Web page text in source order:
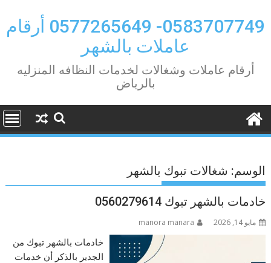
to
content
0583707749- 0577265649 أرقام
عاملات بالشهر
أرقام عاملات وشغالات لخدمات النظافه المنزليه
بالرياض
الوسم: شغالات تبوك بالشهر
خادمات بالشهر تبوك 0560279614
مايو 14, 2026 manora manara
خادمات بالشهر تبوك من
الجدير بالذكر أن خدمات